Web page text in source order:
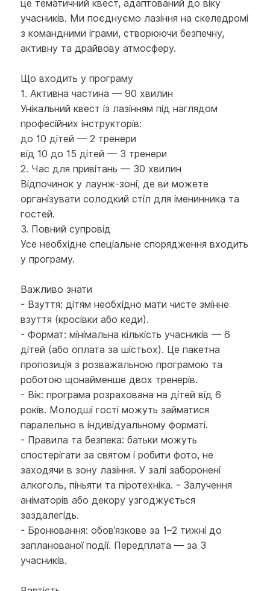
це тематичний квест, адаптований до віку
учасників. Ми поєднуємо лазіння на скеледромі
з командними іграми, створюючи безпечну,
активну та драйвову атмосферу.
Що входить у програму
1. Активна частина — 90 хвилин
Унікальний квест із лазінням під наглядом
професійних інструкторів:
до 10 дітей — 2 тренери
від 10 до 15 дітей — 3 тренери
2. Час для привітань — 30 хвилин
Відпочинок у лаунж-зоні, де ви можете
організувати солодкий стіл для іменинника та
гостей.
3. Повний супровід
Усе необхідне спеціальне спорядження входить
у програму.
Важливо знати
- Взуття: дітям необхідно мати чисте змінне
взуття (кросівки або кеди).
- Формат: мінімальна кількість учасників — 6
дітей (або оплата за шістьох). Це пакетна
пропозиція з розважальною програмою та
роботою щонайменше двох тренерів.
- Вік: програма розрахована на дітей від 6
років. Молодші гості можуть займатися
паралельно в індивідуальному форматі.
- Правила та безпека: батьки можуть
спостерігати за святом і робити фото, не
заходячи в зону лазіння. У залі заборонені
алкоголь, піньяти та піротехніка. - Залучення
аніматорів або декору узгоджується
заздалегідь.
- Бронювання: обов’язкове за 1–2 тижні до
запланованої події. Передплата — за 3
учасників.